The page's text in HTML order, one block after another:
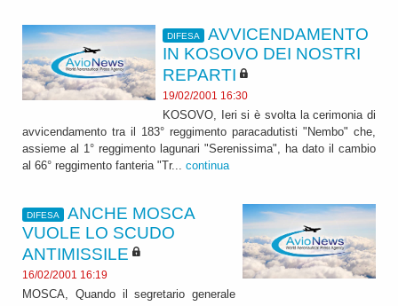
DIFESA
AVVICENDAMENTO
IN KOSOVO DEI NOSTRI
REPARTI
19/02/2001 16:30
KOSOVO, Ieri si è svolta la cerimonia di
avvicendamento tra il 183° reggimento paracadutisti "Nembo" che,
assieme al 1° reggimento lagunari "Serenissima", ha dato il cambio
al 66° reggimento fanteria "Tr... continua
DIFESA
ANCHE MOSCA
VUOLE LO SCUDO
ANTIMISSILE
16/02/2001 16:19
MOSCA, Quando il segretario generale